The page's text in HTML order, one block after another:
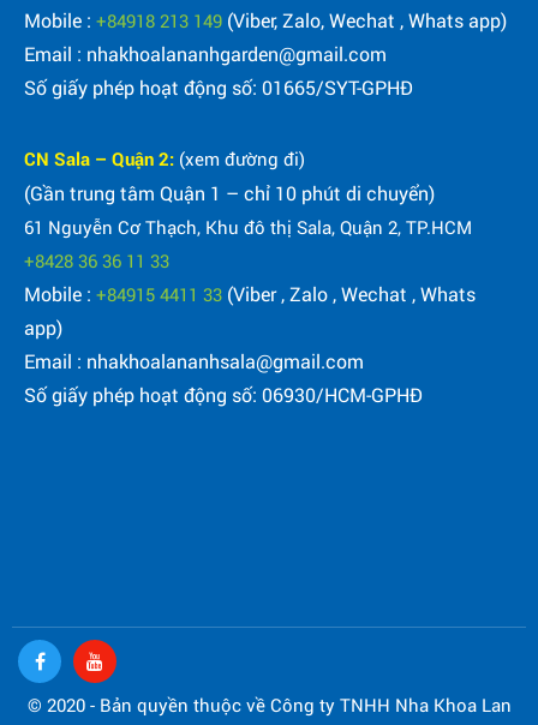
Mobile : +84918 213 149 (Viber, Zalo, Wechat , Whats app)
Email : nhakhoalananhgarden@gmail.com
Số giấy phép hoạt động số: 01665/SYT-GPHĐ
CN Sala – Quận 2: (xem đường đi)
(Gần trung tâm Quận 1 – chỉ 10 phút di chuyển)
61 Nguyễn Cơ Thạch, Khu đô thị Sala, Quận 2, TP.HCM
+8428 36 36 11 33
Mobile : +84915 4411 33 (Viber , Zalo , Wechat , Whats
app)
Email : nhakhoalananhsala@gmail.com
Số giấy phép hoạt động số: 06930/HCM-GPHĐ
© 2020 - Bản quyền thuộc về Công ty TNHH Nha Khoa Lan